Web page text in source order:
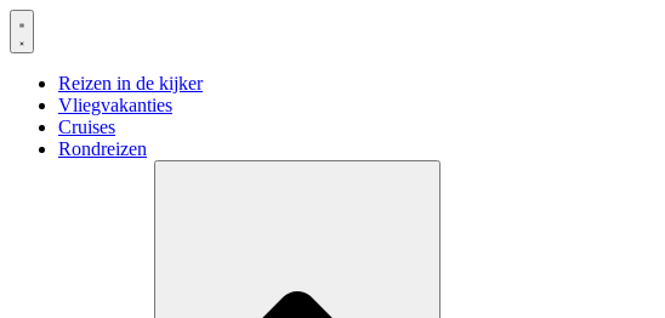
Spring
naar
inhoudReizen in de kijker
Vliegvakanties
Cruises
Rondreizen